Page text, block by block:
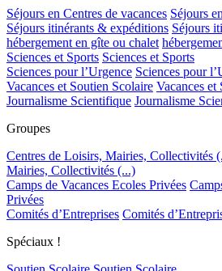
Séjours en Centres de vacances Séjours
Séjours itinérants & expéditions Séjours
hébergement en gîte ou chalet
Sciences et Sports Sciences et Sports
Sciences pour l’Urgence Sciences pour
Vacances et Soutien Scolaire Vacances et
Journalisme Scientifique Journalisme
Groupes
Centres de Loisirs, Mairies, Collectivités
Mairies, Collectivités (...)
Camps de Vacances Ecoles Privées
Privées
Comités d’Entreprises Comités
Spéciaux !